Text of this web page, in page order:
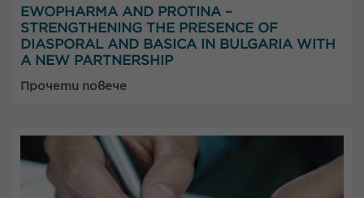
EWOPHARMA AND PROTINA –
STRENGTHENING THE PRESENCE OF
DIASPORAL AND BASICA IN BULGARIA WITH
A NEW PARTNERSHIP
Прочети повече